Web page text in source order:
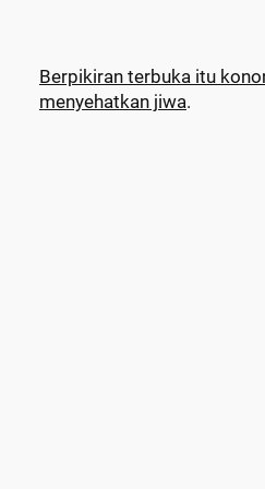
Berpikiran terbuka itu
menyehatkan jiwa.